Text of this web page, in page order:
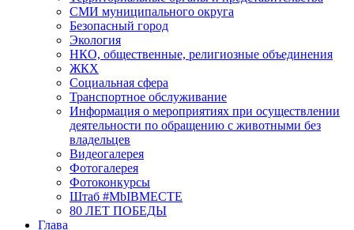
СМИ муниципального округа
Безопасный город
Экология
НКО, общественные, религиозные объединения
ЖКХ
Социальная сфера
Транспортное обслуживание
Информация о мероприятиях при осуществлении
деятельности по обращению с животными без
владельцев
Видеогалерея
Фотогалерея
Фотоконкурсы
Штаб #MbIBMECTE
80 ЛЕТ ПОБЕДЫ
Глава